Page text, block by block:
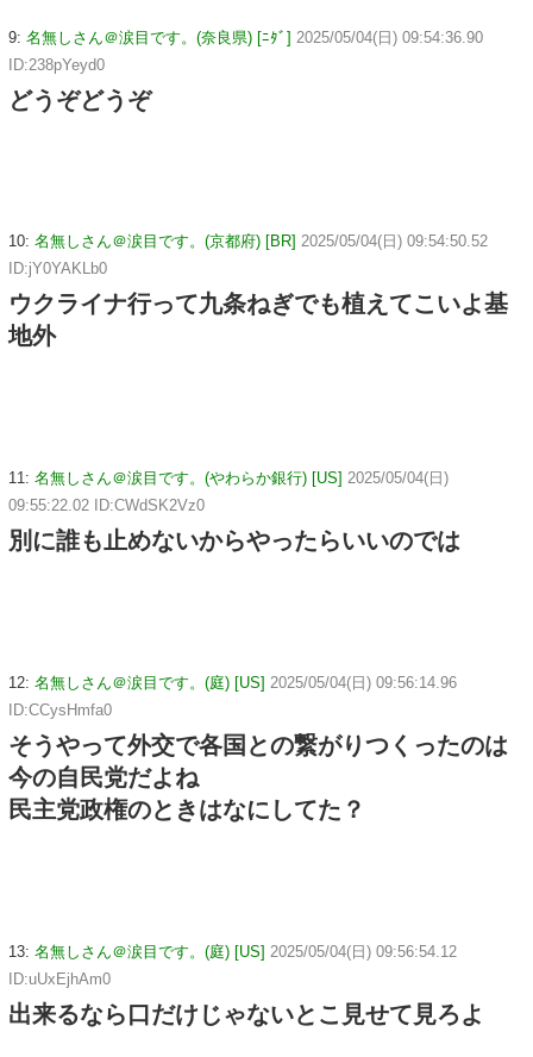
9: 名無しさん＠涙目です。(奈良県) [ﾆﾀﾞ] 2025/05/04(日) 09:54:36.90
ID:238pYeyd0
どうぞどうぞ
10: 名無しさん＠涙目です。(京都府) [BR] 2025/05/04(日) 09:54:50.52
ID:jY0YAKLb0
ウクライナ行って九条ねぎでも植えてこいよ基
地外
11: 名無しさん＠涙目です。(やわらか銀行) [US] 2025/05/04(日)
09:55:22.02 ID:CWdSK2Vz0
別に誰も止めないからやったらいいのでは
12: 名無しさん＠涙目です。(庭) [US] 2025/05/04(日) 09:56:14.96
ID:CCysHmfa0
そうやって外交で各国との繋がりつくったのは
今の自民党だよね
民主党政権のときはなにしてた？
13: 名無しさん＠涙目です。(庭) [US] 2025/05/04(日) 09:56:54.12
ID:uUxEjhAm0
出来るなら口だけじゃないとこ見せて見ろよ